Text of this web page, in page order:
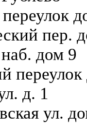
пер.
дом 9
переулок
д. 1
ул.